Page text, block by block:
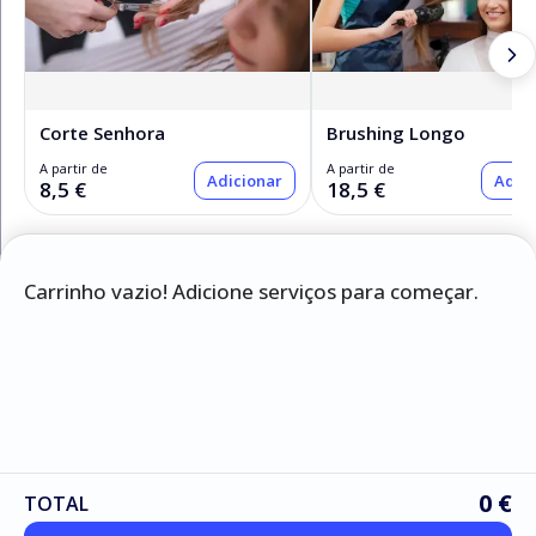
Corte Senhora
A partir de
8,5 € Adicionar
Brushing Longo
A partir de
18,5 €
Serviços
Manicure e Pedicure
Carrinho vazio! Adicione serviços para começar.
TOTAL 0 €